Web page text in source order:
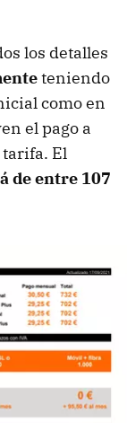
los detalles
teniendo
como en
el pago a
tarifa. El
de entre 107